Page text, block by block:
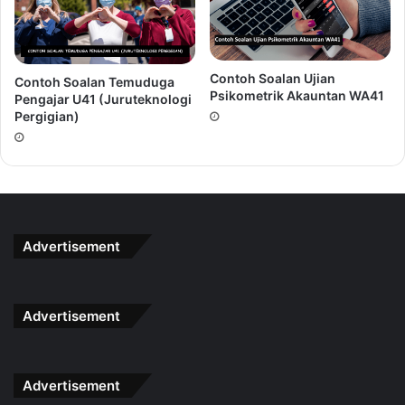
Peluang untuk mendapat panggilan
Berikan yang terbaik kerana anda sedang bersaing dengan
calon yang turut menginginkan jawatan ini. Buatlah
Contoh Soalan Temuduga
Pengajar U41 (Juruteknologi
Pergigian)
Contoh Soalan Ujian
Psikometrik Akauntan WA41
Advertisement
Advertisement
Advertisement